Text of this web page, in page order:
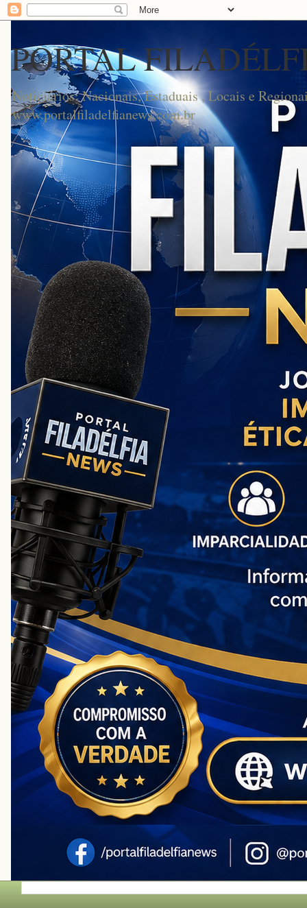
PORTAL
Noticiários: Nacionais, Estaduais , Locais e
www.portalfiladelfianews.com.br